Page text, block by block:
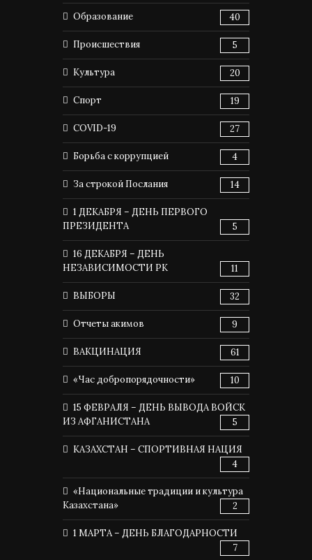
Образование 40
Происшествия 5
Культура 20
Спорт 19
COVID-19 27
Борьба с коррупцией 4
За строкой Послания 14
1 ДЕКАБРЯ – ДЕНЬ ПЕРВОГО
ПРЕЗИДЕНТА
5
16 ДЕКАБРЯ – ДЕНЬ
НЕЗАВИСИМОСТИ РК
11
ВЫБОРЫ 32
Отчеты акимов 9
ВАКЦИНАЦИЯ 61
«Час добропорядочности» 10
15 ФЕВРАЛЯ – ДЕНЬ ВЫВОДА ВОЙСК
ИЗ АФГАНИСТАНА
5
КАЗАХСТАН – СПОРТИВНАЯ НАЦИЯ
4
«Национальные традиции и культура
Казахстана»
2
1 МАРТА – ДЕНЬ БЛАГОДАРНОСТИ
7